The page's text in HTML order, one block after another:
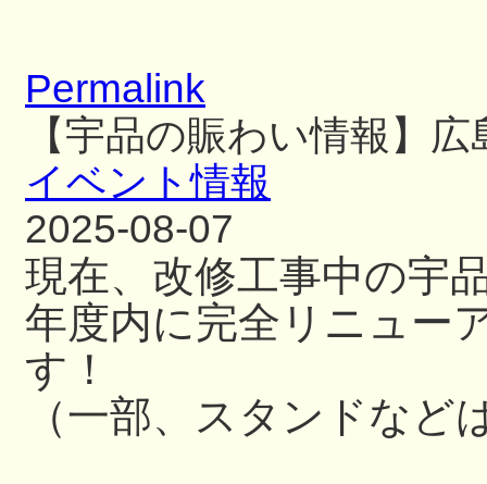
Permalink
【宇品の賑わい情報】
イベント情報
2025-08-07
現在、改修工事中の宇
年度内に完全リニュー
す！
（一部、スタンドなど